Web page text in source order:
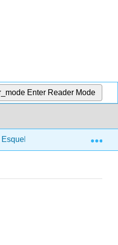
Enter Reader Mode
Axial 5.5: